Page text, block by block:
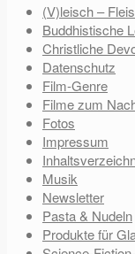
(V)leisch –
Buddhistische
Christliche
Datenschutz
Film-Genre
Filme zum
Fotos
Impressum
Musik
Newsletter
Pasta & Nudeln
Produkte für